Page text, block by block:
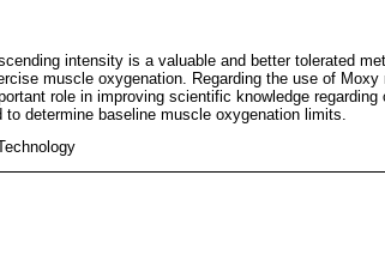
intensity is a valuable and better tolerated
muscle oxygenation. Regarding the use of Moxy
role in improving scientific knowledge regarding
determine baseline muscle oxygenation limits.